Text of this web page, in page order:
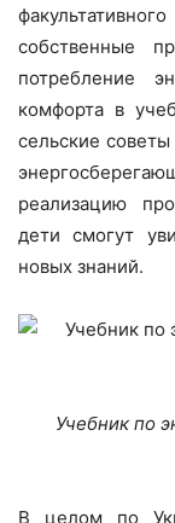
собственные
потребление
комфорта в
сельские
реализацию
дети смогут
новых знаний.
Учебник по
В целом по